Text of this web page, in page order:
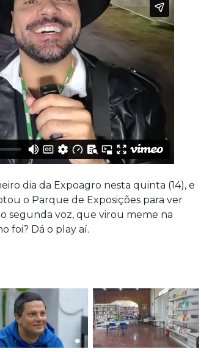
dia da Expoagro nesta quinta (14), e
o Parque de Exposições para ver
segunda voz, que virou meme na
foi? Dá o play aí.